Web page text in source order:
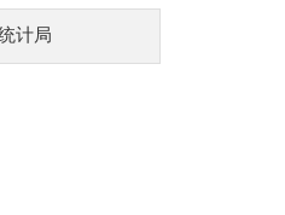
计局